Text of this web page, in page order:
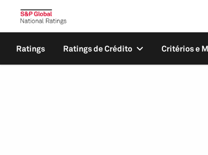
Ratings Ratings de Crédito Critérios e